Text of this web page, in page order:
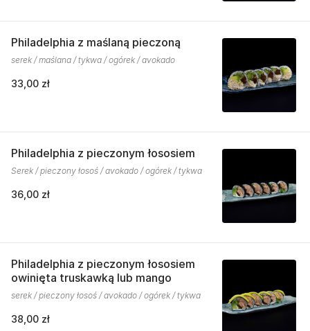
Philadelphia z maślaną pieczoną
serek / maślana / tykwa / ogórek / avokado
33,00 zł
Philadelphia z pieczonym łososiem
Serek / pieczony łosoś / avokado / ogórek / tykwa
36,00 zł
Philadelphia z pieczonym łososiem
owinięta truskawką lub mango
serek / pieczony łosoś / avokado / ogórek / tykwa
38,00 zł